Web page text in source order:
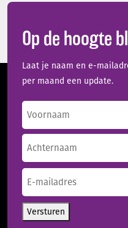
Op de hoogte
Laat je naam en e-
per maand een update.
Voornaam
Achternaam
Versturen